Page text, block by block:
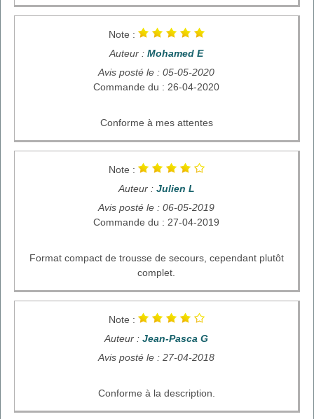
Note :
Auteur : Mohamed E
Avis posté le : 05-05-2020
Commande du : 26-04-2020
Conforme à mes attentes
Note :
Auteur : Julien L
Avis posté le : 06-05-2019
Commande du : 27-04-2019
Format compact de trousse de secours, cependant plutôt
complet.
Note :
Auteur : Jean-Pasca G
Avis posté le : 27-04-2018
Conforme à la description.